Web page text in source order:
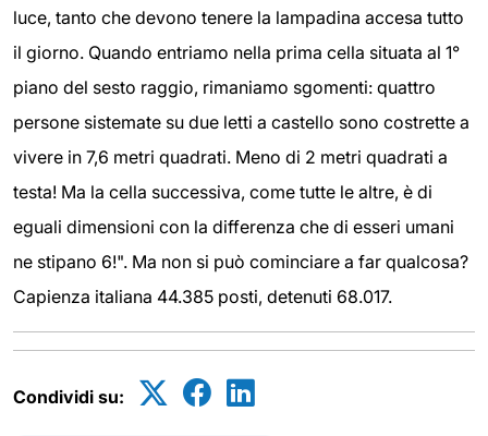
luce, tanto che devono tenere la lampadina accesa tutto
il giorno. Quando entriamo nella prima cella situata al 1°
piano del sesto raggio, rimaniamo sgomenti: quattro
persone sistemate su due letti a castello sono costrette a
vivere in 7,6 metri quadrati. Meno di 2 metri quadrati a
testa! Ma la cella successiva, come tutte le altre, è di
eguali dimensioni con la differenza che di esseri umani
ne stipano 6!". Ma non si può cominciare a far qualcosa?
Capienza italiana 44.385 posti, detenuti 68.017.
Condividi su: